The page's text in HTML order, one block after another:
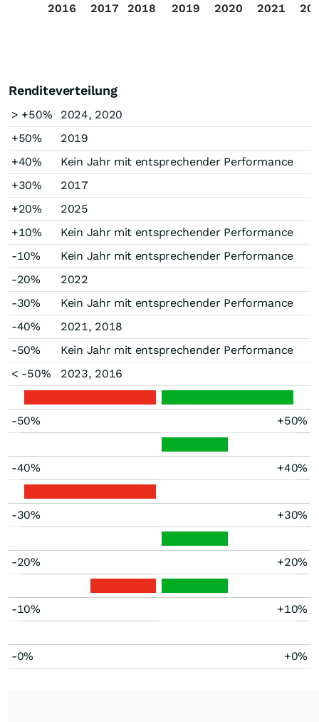
2016
2017 2018 2019 2020 2021
Renditeverteilung
> +50%
2024, 2020
+50%
2019
+40%
Kein Jahr mit entsprechender Performance
+30%
2017
+20%
2025
+10%
Kein Jahr mit entsprechender Performance
-10%
Kein Jahr mit entsprechender Performance
-20%
2022
-30%
Kein Jahr mit entsprechender Performance
-40%
2021, 2018
-50%
Kein Jahr mit entsprechender Performance
< -50%
2023, 2016
-50% +50%
-40% +40%
-30% +30%
-20% +20%
-10% +10%
-0% +0%